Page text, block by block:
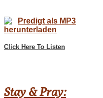
Predigt als MP3
herunterladen
Click Here To Listen
Stay & Pray: